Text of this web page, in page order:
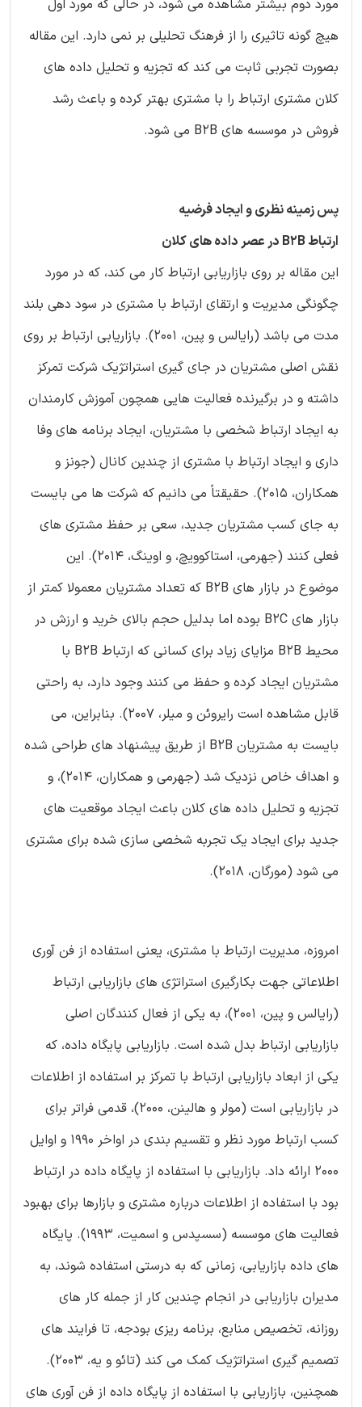
مورد دوم بیشتر مشاهده می شود، در حالی که مورد اول
هیچ گونه تاثیری را از فرهنگ تحلیلی بر نمی دارد. این مقاله
بصورت تجربی ثابت می کند که تجزیه و تحلیل داده های
کلان مشتری ارتباط را با مشتری بهتر کرده و باعث رشد
فروش در موسسه های B2B می شود.
پس زمینه نظری و ایجاد فرضیه
ارتباط B2B در عصر داده های کلان
این مقاله بر روی بازاریابی ارتباط کار می کند، که در مورد
چگونگی مدیریت و ارتقای ارتباط با مشتری در سود دهی بلند
مدت می باشد (رایالس و پین، 2001). بازاریابی ارتباط بر روی
نقش اصلی مشتریان در جای گیری استراتژیک شرکت تمرکز
داشته و در برگیرنده فعالیت هایی همچون آموزش کارمندان
به ایجاد ارتباط شخصی با مشتریان، ایجاد برنامه های وفا
داری و ایجاد ارتباط با مشتری از چندین کانال (جونز و
همکاران، 2015). حقیقتاً می دانیم که شرکت ها می بایست
به جای کسب مشتریان جدید، سعی بر حفظ مشتری های
فعلی کنند (جهرمی، استاکوویچ، و اوینگ، 2014). این
موضوع در بازار های B2B که تعداد مشتریان معمولا کمتر از
بازار های B2C بوده اما بدلیل حجم بالای خرید و ارزش در
محیط B2B مزایای زیاد برای کسانی که ارتباط B2B با
مشتریان ایجاد کرده و حفظ می کنند وجود دارد، به راحتی
قابل مشاهده است رایروئن و میلر، 2007). بنابراین، می
بایست به مشتریان B2B از طریق پیشنهاد های طراحی شده
و اهداف خاص نزدیک شد (جهرمی و همکاران، 2014)، و
تجزیه و تحلیل داده های کلان باعث ایجاد موقعیت های
جدید برای ایجاد یک تجربه شخصی سازی شده برای مشتری
می شود (مورگان، 2018).
امروزه، مدیریت ارتباط با مشتری، یعنی استفاده از فن آوری
اطلاعاتی جهت بکارگیری استراتژی های بازاریابی ارتباط
(رایالس و پین، 2001)، به یکی از فعال کنندگان اصلی
بازاریابی ارتباط بدل شده است. بازاریابی پایگاه داده، که
یکی از ابعاد بازاریابی ارتباط با تمرکز بر استفاده از اطلاعات
در بازاریابی است (مولر و هالینن، 2000)، قدمی فراتر برای
کسب ارتباط مورد نظر و تقسیم بندی در اواخر 1990 و اوایل
2000 ارائه داد. بازاریابی با استفاده از پایگاه داده در ارتباط
بود با استفاده از اطلاعات درباره مشتری و بازارها برای بهبود
فعالیت های موسسه (سسپدس و اسمیت، 1993). پایگاه
های داده بازاریابی، زمانی که به درستی استفاده شوند، به
مدیران بازاریابی در انجام چندین کار از جمله کار های
روزانه، تخصیص منابع، برنامه ریزی بودجه، تا فرایند های
تصمیم گیری استراتژیک کمک می کند (تائو و یه، 2003).
همچنین، بازاریابی با استفاده از پایگاه داده از فن آوری های